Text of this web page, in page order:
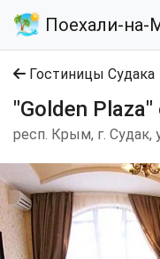
Поехали-на-
Гостиницы Судака
"Golden
респ. Крым, г. Судак,